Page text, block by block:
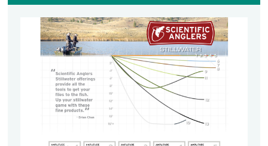
ウェーディングシューズ
ウェア・アクセサリー
ヘッドギア
アウター・ベスト
アクセサリー
フライ・ルアーケース